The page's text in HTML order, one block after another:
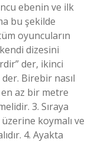
ebenin ve ilk
bu şekilde
oyuncuların
dizesini
der, ikinci
Birebir nasıl
en az bir metre
3. Sıraya
koymalı ve
4. Ayakta